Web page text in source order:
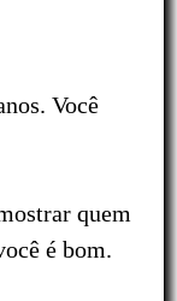
Você
quem
é bom.